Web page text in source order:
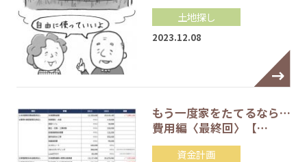
土地探し
2023.12.08
もう一度家をたてるなら…
費用編〈最終回〉【…
資金計画